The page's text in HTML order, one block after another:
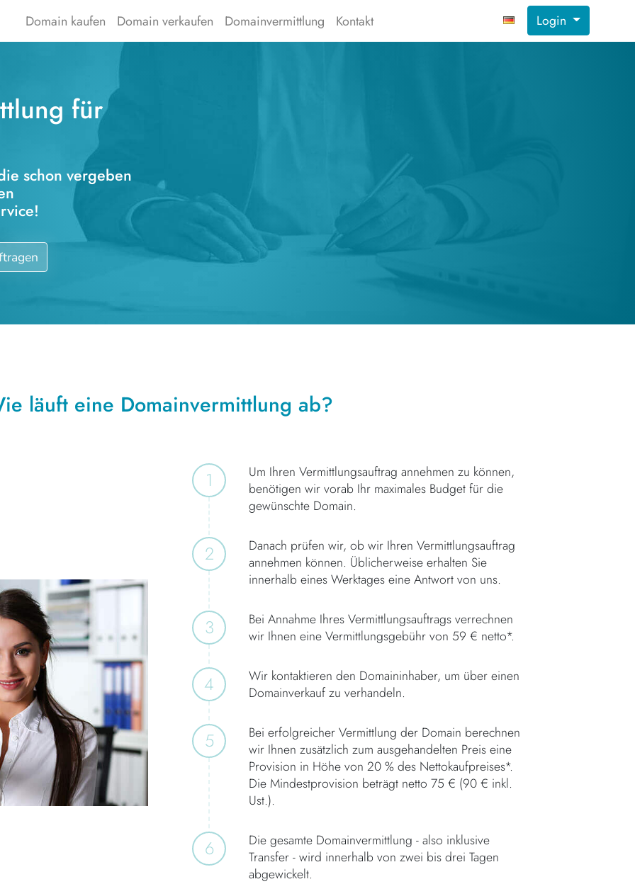
Domain kaufen Domain verkaufen Domainvermittlung Kontakt Login
für
schon vergeben
läuft eine Domainvermittlung ab?
1
Um Ihren Vermittlungsauftrag annehmen zu können,
benötigen wir vorab Ihr maximales Budget für die
gewünschte Domain.
2
Danach prüfen wir, ob wir Ihren Vermittlungsauftrag
annehmen können. Üblicherweise erhalten Sie
innerhalb eines Werktages eine Antwort von uns.
3
Bei Annahme Ihres Vermittlungsauftrags verrechnen
wir Ihnen eine Vermittlungsgebühr von 59 € netto*.
4
Wir kontaktieren den Domaininhaber, um über einen
Domainverkauf zu verhandeln.
5
Bei erfolgreicher Vermittlung der Domain berechnen
wir Ihnen zusätzlich zum ausgehandelten Preis eine
Provision in Höhe von 20 % des Nettokaufpreises*.
Die Mindestprovision beträgt netto 75 € (90 € inkl.
Ust.).
6
Die gesamte Domainvermittlung - also inklusive
Transfer - wird innerhalb von zwei bis drei Tagen
abgewickelt.